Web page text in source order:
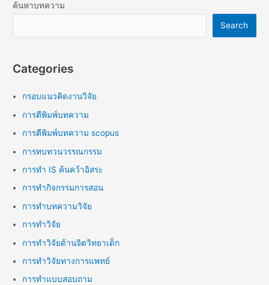
ค้นหาบทความ
Search
Categories
กรอบแนวคิดงานวิจัย
การตีพิมพ์บทความ
การตีพิมพ์บทความ scopus
การทบทวนวรรณกรรม
การทำ IS ค้นคว้าอิสระ
การทำกิจกรรมการสอน
การทำบทความวิจัย
การทำวิจัย
การทำวิจัยด้านจิตวิทยาเด็ก
การทำวิจัยทางการแพทย์
การทำแบบสอบถาม